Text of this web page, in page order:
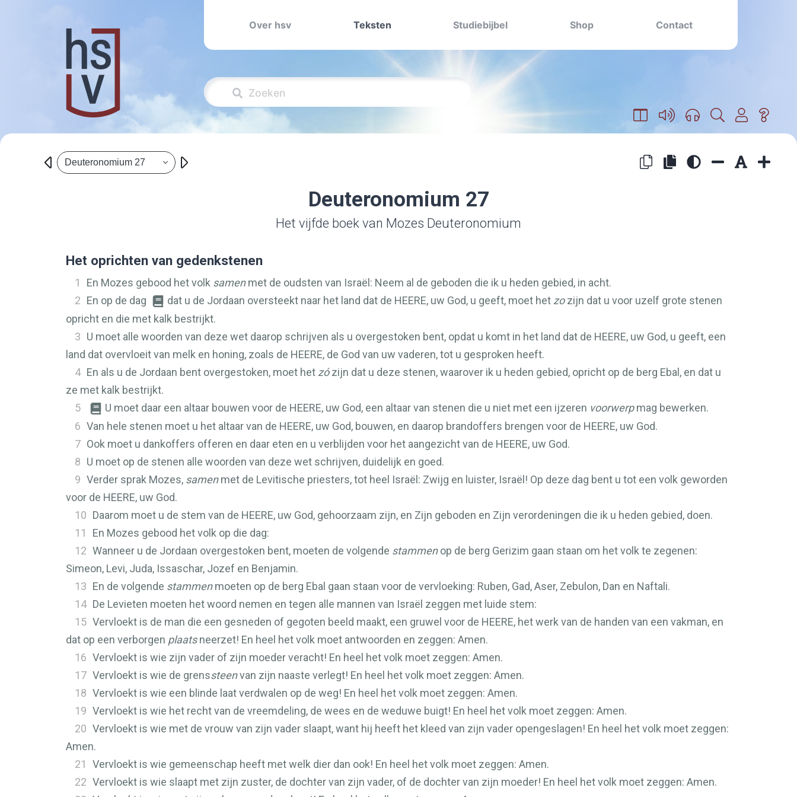
Over hsv Teksten Studiebijbel Shop Contact
Deuteronomium 27
Deuteronomium 27
Het vijfde boek van Mozes Deuteronomium
Het oprichten van gedenkstenen
1 En Mozes gebood het volk samenmet de oudsten van Israël: Neem al de geboden die ik u heden gebied, in acht.
2 En op de dag dat u de Jordaan oversteekt naar het land dat de HEERE, uw God, u geeft, moet het zozijn dat u voor uzelf grote stenen
opricht en die met kalk bestrijkt.
3 U moet alle woorden van deze wet daarop schrijven als u overgestoken bent, opdat u komt in het land dat de HEERE, uw God, u geeft, een
land dat overvloeit van melk en honing, zoals de HEERE, de God van uw vaderen, tot u gesproken heeft.
4 En als u de Jordaan bent overgestoken, moet het zózijn dat u deze stenen, waarover ik u heden gebied, opricht op de berg Ebal, en dat u
ze met kalk bestrijkt.
5
U moet daar een altaar bouwen voor de HEERE, uw God, een altaar van stenen die u niet met een ijzeren voorwerpmag bewerken.
6 Van hele stenen moet u het altaar van de HEERE, uw God, bouwen, en daarop brandoffers brengen voor de HEERE, uw God.
7 Ook moet u dankoffers offeren en daar eten en u verblijden voor het aangezicht van de HEERE, uw God.
8 U moet op de stenen alle woorden van deze wet schrijven, duidelijk en goed.
9 Verder sprak Mozes, samenmet de Levitische priesters, tot heel Israël: Zwijg en luister, Israël! Op deze dag bent u tot een volk geworden
voor de HEERE, uw God.
10 Daarom moet u de stem van de HEERE, uw God, gehoorzaam zijn, en Zijn geboden en Zijn verordeningen die ik u heden gebied, doen.
11
En Mozes gebood het volk op die dag:
12 Wanneer u de Jordaan overgestoken bent, moeten de volgende stammenop de berg Gerizim gaan staan om het volk te zegenen:
Simeon, Levi, Juda, Issaschar, Jozef en Benjamin.
13 En de volgende stammenmoeten op de berg Ebal gaan staan voor de vervloeking: Ruben, Gad, Aser, Zebulon, Dan en Naftali.
14 De Levieten moeten het woord nemen en tegen alle mannen van Israël zeggen met luide stem:
15 Vervloekt is de man die een gesneden of gegoten beeld maakt, een gruwel voor de HEERE, het werk van de handen van een vakman, en
dat op een verborgen plaatsneerzet! En heel het volk moet antwoorden en zeggen: Amen.
16 Vervloekt is wie zijn vader of zijn moeder veracht! En heel het volk moet zeggen: Amen.
17 Vervloekt is wie de grenssteenvan zijn naaste verlegt! En heel het volk moet zeggen: Amen.
18 Vervloekt is wie een blinde laat verdwalen op de weg! En heel het volk moet zeggen: Amen.
19 Vervloekt is wie het recht van de vreemdeling, de wees en de weduwe buigt! En heel het volk moet zeggen: Amen.
20 Vervloekt is wie met de vrouw van zijn vader slaapt, want hij heeft het kleed van zijn vader opengeslagen! En heel het volk moet zeggen:
Amen.
21
Vervloekt is wie gemeenschap heeft met welk dier dan ook! En heel het volk moet zeggen: Amen.
22 Vervloekt is wie slaapt met zijn zuster, de dochter van zijn vader, of de dochter van zijn moeder! En heel het volk moet zeggen: Amen.